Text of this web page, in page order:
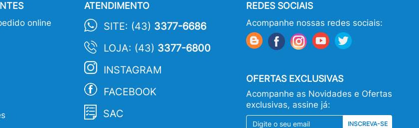
online
ATENDIMENTO
SITE: (43) 3377-6686
LOJA: (43) 3377-6800
INSTAGRAM
FACEBOOK
SAC
REDES SOCIAIS
Acompanhe nossas redes sociais:
OFERTAS EXCLUSIVAS
Acompanhe as Novidades e Ofertas
exclusivas, assine já:
INSCREVA-SE